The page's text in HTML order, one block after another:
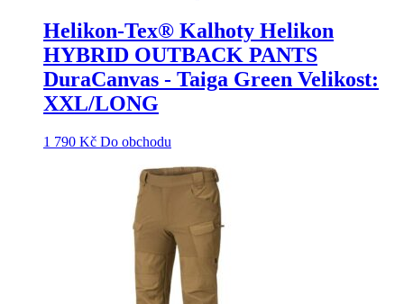
Helikon-Tex® Kalhoty Helikon
HYBRID OUTBACK PANTS
DuraCanvas - Taiga Green Velikost:
XXL/LONG
1 790 Kč Do obchodu